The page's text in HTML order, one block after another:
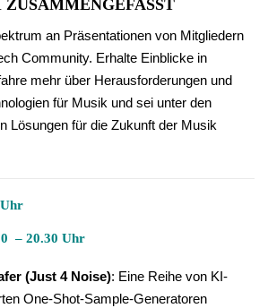
ZUSAMMENGEFASST
an Präsentationen von Mitgliedern
Community. Erhalte Einblicke in
mehr über Herausforderungen und
für Musik und sei unter den
Lösungen für die Zukunft der Musik
– 20.30 Uhr
(Just 4 Noise): Eine Reihe von KI-
One-Shot-Sample-Generatoren